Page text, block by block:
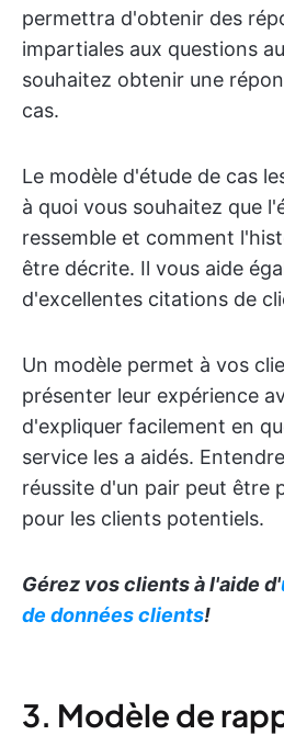
permettra d'obtenir des
impartiales aux questions
souhaitez obtenir une
cas.
Le modèle d'étude de cas
à quoi vous souhaitez que
ressemble et comment
être décrite. Il vous aide
d'excellentes citations de
Un modèle permet à vos
présenter leur expérience
d'expliquer facilement en
service les a aidés.
réussite d'un pair peut être
pour les clients potentiels.
Gérez vos clients à l'aide d'
de données clients!
3. Modèle de